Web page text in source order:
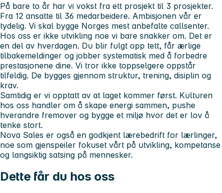
På bare to år har vi vokst fra ett prosjekt til 3 prosjekter.
Fra 12 ansatte til 36 medarbeidere. Ambisjonen vår er
tydelig. Vi skal bygge Norges mest anbefalte callsenter.
Hos oss er ikke utvikling noe vi bare snakker om. Det er
en del av hverdagen. Du blir fulgt opp tett, får ærlige
tilbakemeldinger og jobber systematisk med å forbedre
prestasjonene dine. Vi tror ikke toppselgere oppstår
tilfeldig. De bygges gjennom struktur, trening, disiplin og
krav.
Samtidig er vi opptatt av at laget kommer først. Kulturen
hos oss handler om å skape energi sammen, pushe
hverandre fremover og bygge et miljø hvor det er lov å
tenke stort.
Nova Sales er også en godkjent lærebedrift for lærlinger,
noe som gjenspeiler fokuset vårt på utvikling, kompetanse
og langsiktig satsing på mennesker.
Dette får du hos oss